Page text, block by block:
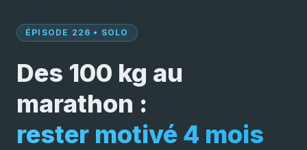
ÉPISODE 226 • SOLO
Des 100 kg au
marathon :
rester motivé 4 mois